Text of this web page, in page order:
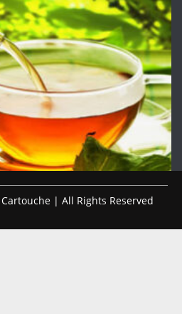
| All Rights Reserved